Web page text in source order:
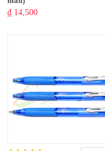
₫ 14,500